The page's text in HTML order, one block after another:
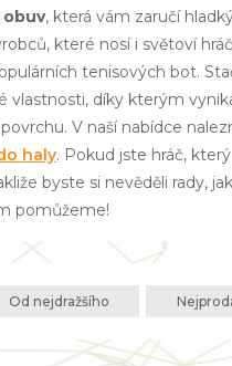
, která vám zaručí
které nosí i světoví
tenisových bot.
vlastnosti, díky kterým
V naší nabídce
haly. Pokud jste hráč,
byste si nevěděli rady,
pomůžeme!
Od nejdražšího